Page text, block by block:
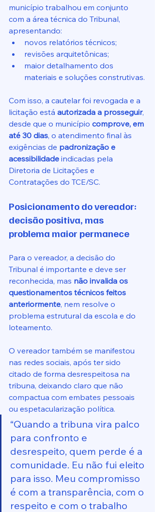
município trabalhou em conjunto
com a área técnica do Tribunal,
apresentando:
novos relatórios técnicos;
revisões arquitetônicas;
maior detalhamento dos
materiais e soluções construtivas.
Com isso, a cautelar foi revogada e a
licitação está autorizada a prosseguir,
desde que o município comprove, em
até 30 dias, o atendimento final às
exigências de padronização e
acessibilidade indicadas pela
Diretoria de Licitações e
Contratações do TCE/SC.
Posicionamento do vereador:
decisão positiva, mas
problema maior permanece
Para o vereador, a decisão do
Tribunal é importante e deve ser
reconhecida, mas não invalida os
questionamentos técnicos feitos
anteriormente, nem resolve o
problema estrutural da escola e do
loteamento.
O vereador também se manifestou
nas redes sociais, após ter sido
citado de forma desrespeitosa na
tribuna, deixando claro que não
compactua com embates pessoais
ou espetacularização política.
“Quando a tribuna vira palco
para confronto e
desrespeito, quem perde é a
comunidade. Eu não fui eleito
para isso. Meu compromisso
é com a transparência, com o
respeito e com o trabalho